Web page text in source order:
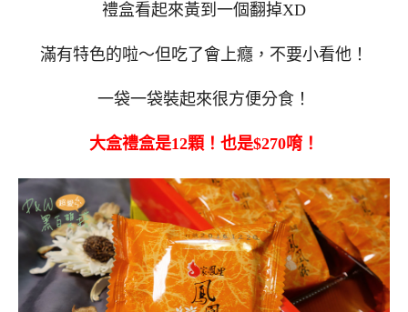
禮盒看起來黃到一個翻掉XD
滿有特色的啦～但吃了會上癮，不要小看他！
一袋一袋裝起來很方便分食！
大盒禮盒是12顆！也是$270唷！